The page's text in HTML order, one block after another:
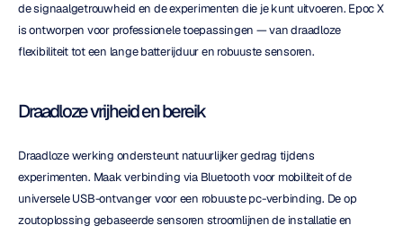
de signaalgetrouwheid en de experimenten die je kunt uitvoeren. Epoc X
is ontworpen voor professionele toepassingen — van draadloze
flexibiliteit tot een lange batterijduur en robuuste sensoren.
Draadloze vrijheid en bereik
Draadloze werking ondersteunt natuurlijker gedrag tijdens
experimenten. Maak verbinding via Bluetooth voor mobiliteit of de
universele USB-ontvanger voor een robuuste pc-verbinding. De op
zoutoplossing gebaseerde sensoren stroomlijnen de installatie en